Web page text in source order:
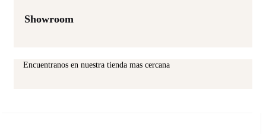
Showroom
Encuentranos en nuestra tienda mas cercana